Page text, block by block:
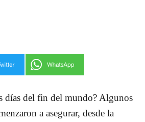
días del fin del mundo? Algunos
a asegurar, desde la